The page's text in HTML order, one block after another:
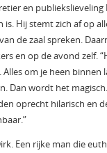
en publiekslieveling
is. Hij stemt zich af op
de zaal spreken.
en op de avond zelf.
om je heen binnen
Dan wordt het
oprecht hilarisch en
Een rijke man die